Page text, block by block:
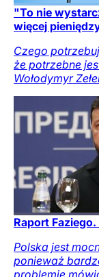
"To nie
więcej
Czego
że potrzebne
Wołodymyr
Raport
Polska jest
ponieważ
problemie